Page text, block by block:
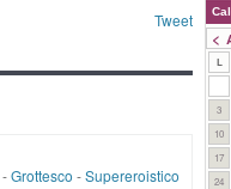
Tweet
-Grottesco -Supereroistico
<
L
3
10
17
24